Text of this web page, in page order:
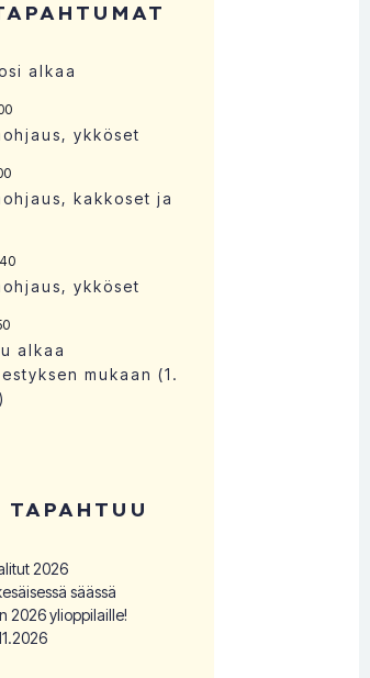
alkaa
ykköset
kakkoset ja
ykköset
alkaa
mukaan (1.
2026
säässä
2026 ylioppilaille!